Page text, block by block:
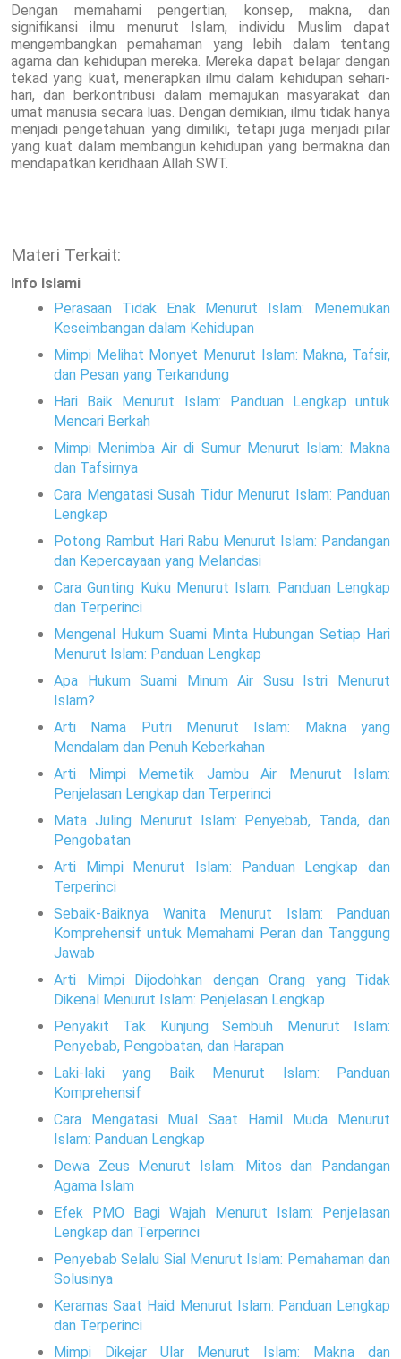
Dengan memahami pengertian, konsep, makna, dan
signifikansi ilmu menurut Islam, individu Muslim dapat
mengembangkan pemahaman yang lebih dalam tentang
agama dan kehidupan mereka. Mereka dapat belajar dengan
tekad yang kuat, menerapkan ilmu dalam kehidupan sehari-
hari, dan berkontribusi dalam memajukan masyarakat dan
umat manusia secara luas. Dengan demikian, ilmu tidak hanya
menjadi pengetahuan yang dimiliki, tetapi juga menjadi pilar
yang kuat dalam membangun kehidupan yang bermakna dan
mendapatkan keridhaan Allah SWT.
Materi Terkait:
Info Islami
Perasaan Tidak Enak Menurut Islam: Menemukan
Keseimbangan dalam Kehidupan
Mimpi Melihat Monyet Menurut Islam: Makna, Tafsir,
dan Pesan yang Terkandung
Hari Baik Menurut Islam: Panduan Lengkap untuk
Mencari Berkah
Mimpi Menimba Air di Sumur Menurut Islam: Makna
dan Tafsirnya
Cara Mengatasi Susah Tidur Menurut Islam: Panduan
Lengkap
Potong Rambut Hari Rabu Menurut Islam: Pandangan
dan Kepercayaan yang Melandasi
Cara Gunting Kuku Menurut Islam: Panduan Lengkap
dan Terperinci
Mengenal Hukum Suami Minta Hubungan Setiap Hari
Menurut Islam: Panduan Lengkap
Apa Hukum Suami Minum Air Susu Istri Menurut
Islam?
Arti Nama Putri Menurut Islam: Makna yang
Mendalam dan Penuh Keberkahan
Arti Mimpi Memetik Jambu Air Menurut Islam:
Penjelasan Lengkap dan Terperinci
Mata Juling Menurut Islam: Penyebab, Tanda, dan
Pengobatan
Arti Mimpi Menurut Islam: Panduan Lengkap dan
Terperinci
Sebaik-Baiknya Wanita Menurut Islam: Panduan
Komprehensif untuk Memahami Peran dan Tanggung
Jawab
Arti Mimpi Dijodohkan dengan Orang yang Tidak
Dikenal Menurut Islam: Penjelasan Lengkap
Penyakit Tak Kunjung Sembuh Menurut Islam:
Penyebab, Pengobatan, dan Harapan
Laki-laki yang Baik Menurut Islam: Panduan
Komprehensif
Cara Mengatasi Mual Saat Hamil Muda Menurut
Islam: Panduan Lengkap
Dewa Zeus Menurut Islam: Mitos dan Pandangan
Agama Islam
Efek PMO Bagi Wajah Menurut Islam: Penjelasan
Lengkap dan Terperinci
Penyebab Selalu Sial Menurut Islam: Pemahaman dan
Solusinya
Keramas Saat Haid Menurut Islam: Panduan Lengkap
dan Terperinci
Mimpi Dikejar Ular Menurut Islam: Makna dan